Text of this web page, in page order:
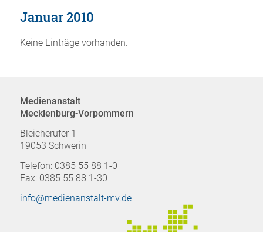
Januar 2010
Keine Einträge vorhanden.
Medienanstalt
Mecklenburg-Vorpommern
Bleicherufer 1
19053 Schwerin
Telefon: 0385 55 88 1-0
Fax: 0385 55 88 1-30
info@medienanstalt-mv.de